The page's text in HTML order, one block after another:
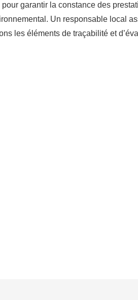
garantir la constance des
Un responsable local
les éléments de traçabilité et